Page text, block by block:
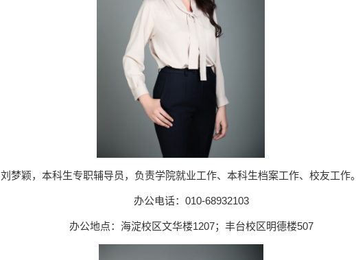
刘梦颖，本科生专职辅导员，负责学院就业工作、本科生档案工作、校友工作。
办公电话：010-68932103
办公地点：海淀校区文华楼1207；丰台校区明德楼507